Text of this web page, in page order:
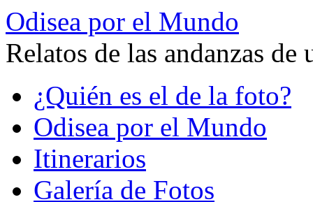
Odisea por el Mundo
Relatos de las andanzas
contenido¿Quién es el de la foto?
Odisea por el Mundo
Itinerarios
Galería de Fotos